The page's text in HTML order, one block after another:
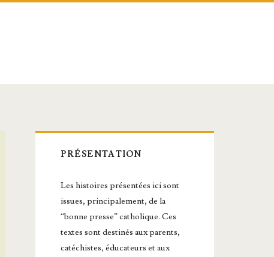
Barre
latérale
principale
PRÉSENTATION
Les histoires présentées ici sont
issues, principalement, de la
“bonne presse” catholique. Ces
textes sont destinés aux parents,
catéchistes, éducateurs et aux